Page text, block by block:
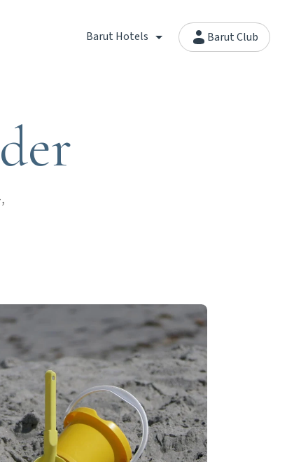
Barut Hotels Barut Club